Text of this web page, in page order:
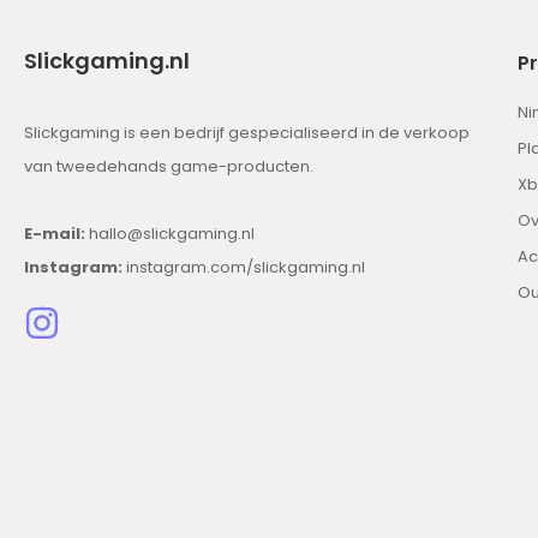
Slickgaming.nl
Slickgaming is een bedrijf gespecialiseerd in de verkoop
van tweedehands game-producten.
E-mail: hallo@slickgaming.nl
Instagram: instagram.com/slickgaming.nl